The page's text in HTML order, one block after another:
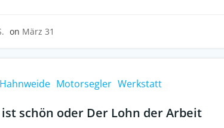
on März 31
Hahnweide Motorsegler Werkstatt
schön oder Der Lohn der Arbeit